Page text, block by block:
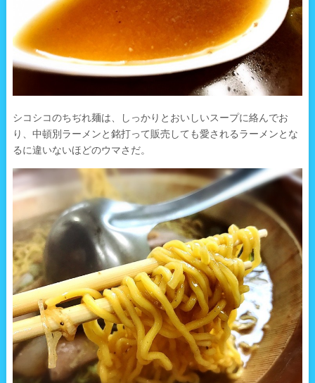
シコシコのちぢれ麺は、しっかりとおいしいスープに絡んでお
り、中頓別ラーメンと銘打って販売しても愛されるラーメンとな
るに違いないほどのウマさだ。